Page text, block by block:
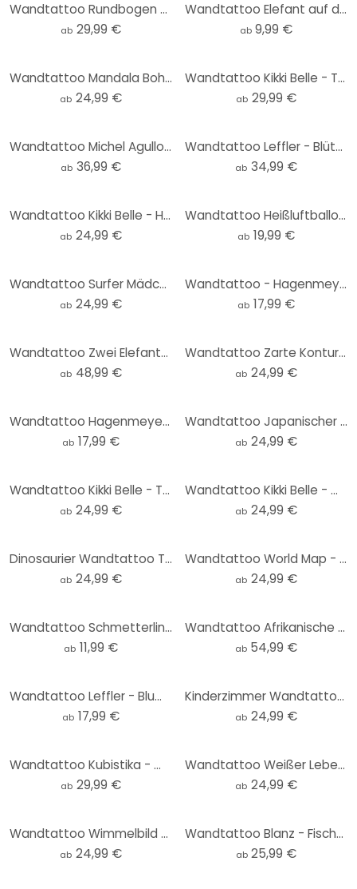
Wandtattoo Rundbogen Wandpaneel Meerestiere tief im Ozean - Oliver Robins - breit
ab 29,99 €
Wandtattoo Elefant auf dem Roller
ab 9,99 €
Wandtattoo Mandala Boho Gold-grün - Bloomery Decor - Rund
ab 24,99 €
Wandtattoo Kikki Belle - Tropische Vögel - Rund
ab 29,99 €
Wandtattoo Michel Agullo - Planeten Set
ab 36,99 €
Wandtattoo Leffler - Blütenelfen Set
ab 34,99 €
Wandtattoo Kikki Belle - Heimische Tiere im Wald - Rund
ab 24,99 €
Wandtattoo Heißluftballons für das Kinderzimmer (17-teilig) - Kvilis
ab 19,99 €
Wandtattoo Surfer Mädchen beim Sonnenuntergang - Rivers - Rund
ab 24,99 €
Wandtattoo - Hagenmeyer - Coffee
ab 17,99 €
Wandtattoo Zwei Elefanten - Mutter und Kind - Kvilis
ab 48,99 €
Wandtattoo Zarte Konturen einer Frau - Line Art - Tunaboylu - Rund
ab 24,99 €
Wandtattoo Hagenmeyer - Casimir
ab 17,99 €
Wandtattoo Japanischer Tempel im Sonnenaufgang - Roze - Rund
ab 24,99 €
Wandtattoo Kikki Belle - Tropische Fantasiewelt mit Planeten und Palmen - Rund
ab 24,99 €
Wandtattoo Kikki Belle - Waldwunder - Rund
ab 24,99 €
Dinosaurier Wandtattoo T-Rex: Das wilde Gesicht der Urzeit - Jaszke - Rund
ab 24,99 €
Wandtattoo World Map - Braun - Rund
ab 24,99 €
Wandtattoo Schmetterlinge handgezeichnet braun 3-teilig
ab 11,99 €
Wandtattoo Afrikanische Tiere Set - Kvilis (16tlg.)
ab 54,99 €
Wandtattoo Leffler - Blumenfrauen
ab 17,99 €
Kinderzimmer Wandtattoo Oliver Robins - Niedliche Tiere im Wald - Rund
ab 24,99 €
Wandtattoo Kubistika - Wintermorgen - Rund
ab 29,99 €
Wandtattoo Weißer Lebensbaum abstrakt - Grande - Rund
ab 24,99 €
Wandtattoo Wimmelbild Waldtiere - Kikki Belle - Rund
ab 24,99 €
Wandtattoo Blanz - Fische im Meer
ab 25,99 €